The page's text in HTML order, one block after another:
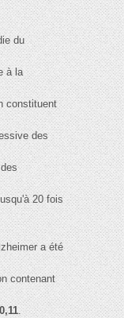
du
à la
constituent
des
20 fois
a été
contenant
.